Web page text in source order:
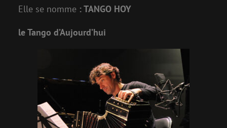
Elle se nomme :TANGO HOY
le Tango d’Aujourd’hui